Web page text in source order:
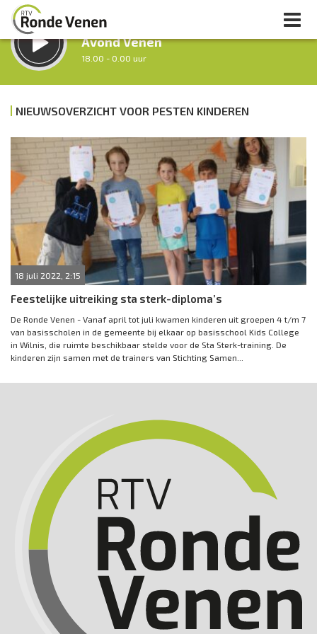
LUISTER LIVE:
Avond Venen
18.00 - 0.00 uur
Nacht van De Ronde Venen
Vorig uur
Volgend uur
Inklappen
NIEUWSOVERZICHT VOOR PESTEN KINDEREN
18 juli 2022, 2:15
Feestelijke uitreiking sta sterk-diploma’s
De Ronde Venen - Vanaf april tot juli kwamen kinderen uit groepen 4 t/m 7
van basisscholen in de gemeente bij elkaar op basisschool Kids College
in Wilnis, die ruimte beschikbaar stelde voor de Sta Sterk-training. De
kinderen zijn samen met de trainers van Stichting Samen...